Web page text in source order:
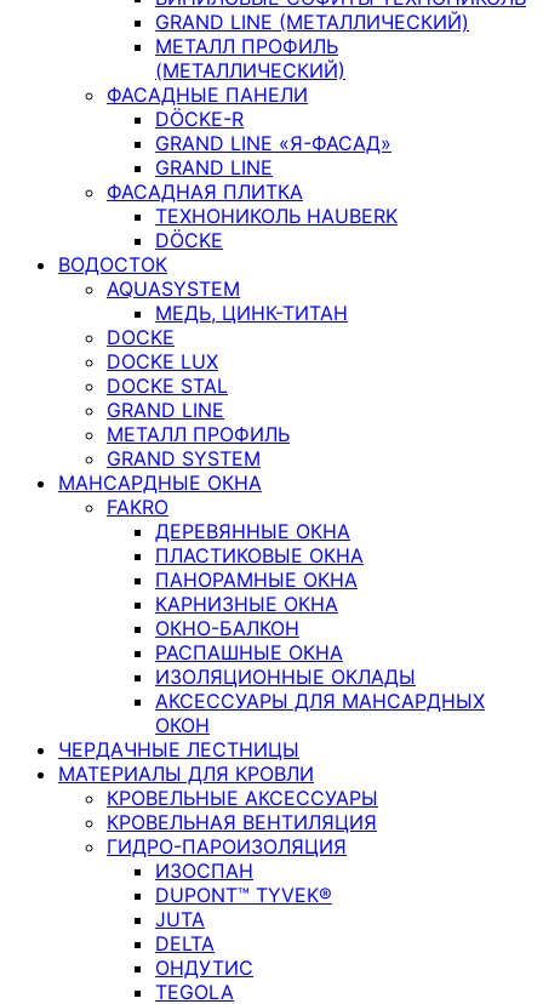
GRAND LINE (МЕТАЛЛИЧЕСКИЙ)
МЕТАЛЛ ПРОФИЛЬ
(МЕТАЛЛИЧЕСКИЙ)
ФАСАДНЫЕ ПАНЕЛИ
DÖCKE-R
GRAND LINE «Я-ФАСАД»
GRAND LINE
ФАСАДНАЯ ПЛИТКА
ТЕХНОНИКОЛЬ HAUBERK
DÖCKE
ВОДОСТОК
AQUASYSTEM
МЕДЬ, ЦИНК-ТИТАН
DOCKE
DOCKE LUX
DOCKE STAL
GRAND LINE
МЕТАЛЛ ПРОФИЛЬ
GRAND SYSTEM
МАНСАРДНЫЕ ОКНА
FAKRO
ДЕРЕВЯННЫЕ ОКНА
ПЛАСТИКОВЫЕ ОКНА
ПАНОРАМНЫЕ ОКНА
КАРНИЗНЫЕ ОКНА
ОКНО-БАЛКОН
РАСПАШНЫЕ ОКНА
ИЗОЛЯЦИОННЫЕ ОКЛАДЫ
АКСЕССУАРЫ ДЛЯ МАНСАРДНЫХ
ОКОН
ЧЕРДАЧНЫЕ ЛЕСТНИЦЫ
МАТЕРИАЛЫ ДЛЯ КРОВЛИ
КРОВЕЛЬНЫЕ АКСЕССУАРЫ
КРОВЕЛЬНАЯ ВЕНТИЛЯЦИЯ
ГИДРО-ПАРОИЗОЛЯЦИЯ
ИЗОСПАН
DUPONT™ TYVEK®
JUTA
DELTA
ОНДУТИС
TEGOLA